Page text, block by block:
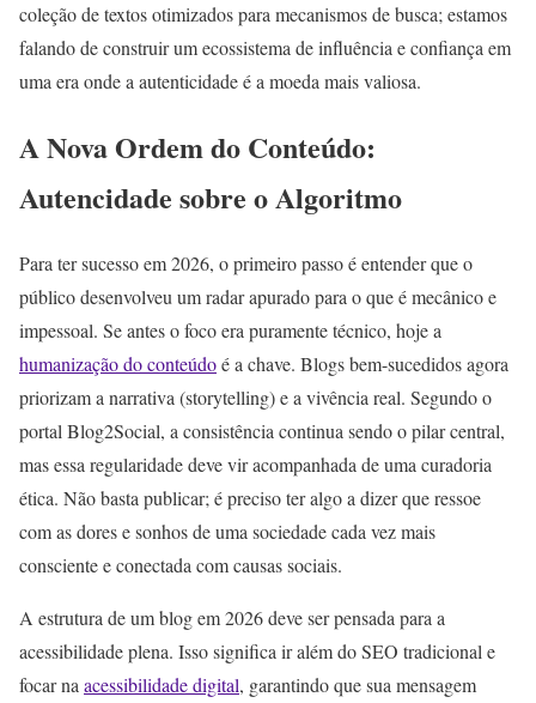
coleção de textos otimizados para mecanismos de busca; estamos
falando de construir um ecossistema de influência e confiança em
uma era onde a autenticidade é a moeda mais valiosa.
A Nova Ordem do Conteúdo:
Autencidade sobre o Algoritmo
Para ter sucesso em 2026, o primeiro passo é entender que o
público desenvolveu um radar apurado para o que é mecânico e
impessoal. Se antes o foco era puramente técnico, hoje a
humanização do conteúdoé a chave. Blogs bem-sucedidos agora
priorizam a narrativa (storytelling) e a vivência real. Segundo o
portal Blog2Social, a consistência continua sendo o pilar central,
mas essa regularidade deve vir acompanhada de uma curadoria
ética. Não basta publicar; é preciso ter algo a dizer que ressoe
com as dores e sonhos de uma sociedade cada vez mais
consciente e conectada com causas sociais.
A estrutura de um blog em 2026 deve ser pensada para a
acessibilidade plena. Isso significa ir além do SEO tradicional e
focar na acessibilidade digital, garantindo que sua mensagem